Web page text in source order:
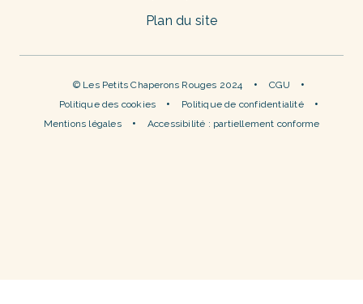
Plan du site
© Les Petits Chaperons Rouges 2024
CGU
Politique des cookies
Politique de confidentialité
Mentions légales
Accessibilité : partiellement conforme